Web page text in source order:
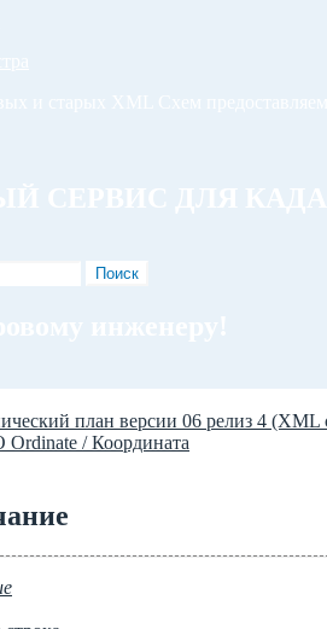
план версии 06 релиз 4 (XML
Ordinate / Координата